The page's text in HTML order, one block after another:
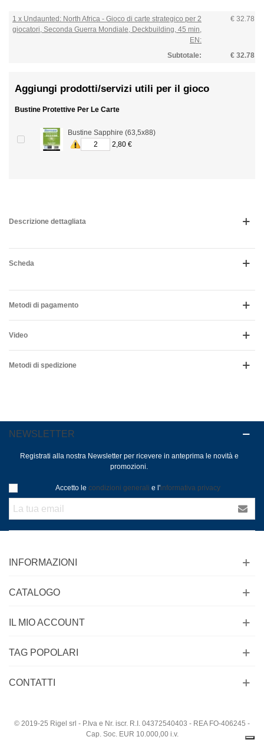
1 x Undaunted: North Africa - Gioco di carte strategico per 2
giocatori, Seconda Guerra Mondiale, Deckbuilding, 45 min,
EN:
€ 32.78
Subtotale: € 32.78
Aggiungi prodotti/servizi utili per il gioco
Bustine Protettive Per Le Carte
Bustine Sapphire (63,5x88)
2,80 €
Descrizione dettagliata
Scheda
Metodi di pagamento
Video
Metodi di spedizione
NEWSLETTER
Registrati alla nostra Newsletter per ricevere in anteprima le novità e
promozioni.
Accetto le condizioni generali e l'informativa privacy
INFORMAZIONI
CATALOGO
IL MIO ACCOUNT
TAG POPOLARI
CONTATTI
© 2019-25 Rigel srl - P.Iva e Nr. iscr. R.I. 04372540403 - REA FO-406245 -
Cap. Soc. EUR 10.000,00 i.v.